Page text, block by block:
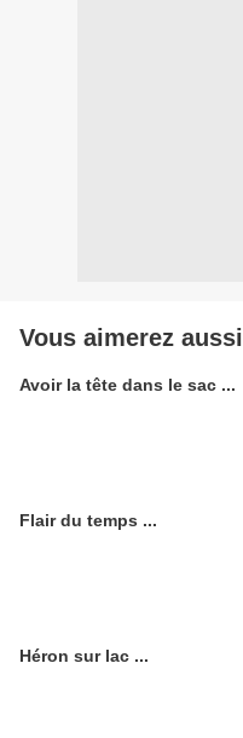
Vous aimerez aussi
Avoir la tête dans le sac ...
Flair du temps ...
Héron sur lac ...